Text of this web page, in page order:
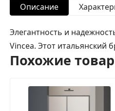
Описание
Элегантность и
Vincea. Этот итальянский
Похожие